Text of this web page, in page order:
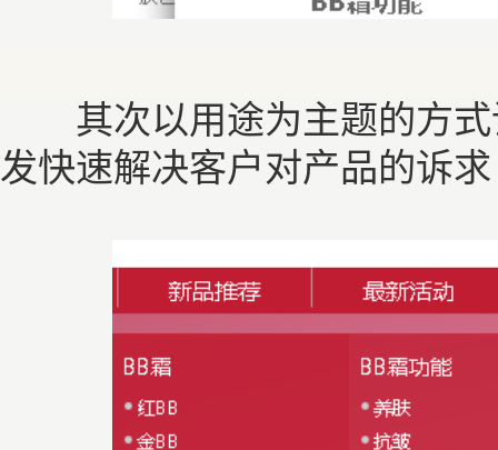
其次以用途为主题的方式
发快速解决客户对产品的诉求